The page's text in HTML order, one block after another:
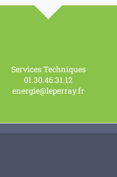
Services Techniques
01.30.46.31.12
energie@leperray.fr